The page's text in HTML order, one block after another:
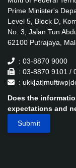
Prime Minister's
Level 5, Block D,
No. 3, Jalan Tun
62100 Putrajaya,
: 03-8870 9000
: 03-8870 9101 /
:
Does the
expectations and